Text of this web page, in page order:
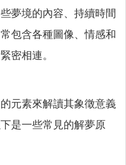
夢境的內容、持續時間
包含各種圖像、情感和
密相連。
元素來解讀其象徵意義
是一些常見的解夢原